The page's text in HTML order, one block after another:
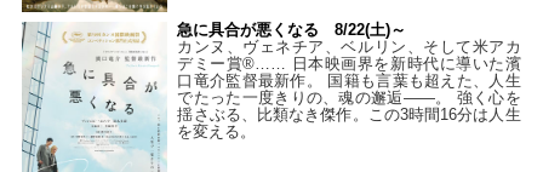
急に具合が悪くなる 8/22(土)～
カンヌ、ヴェネチア、ベルリン、そして米アカ
デミー賞®…… 日本映画界を新時代に導いた濱
口竜介監督最新作。 国籍も言葉も超えた、人生
でたった一度きりの、魂の邂逅――。 強く心を
揺さぶる、比類なき傑作。この3時間16分は人生
を変える。